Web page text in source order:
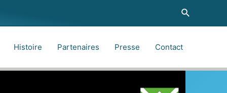
Histoire Partenaires Presse Contact